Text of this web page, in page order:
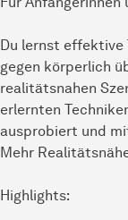
Du lernst effektive
gegen körperlich
realitätsnahen
erlernten
ausprobiert und
Mehr
Highlights: